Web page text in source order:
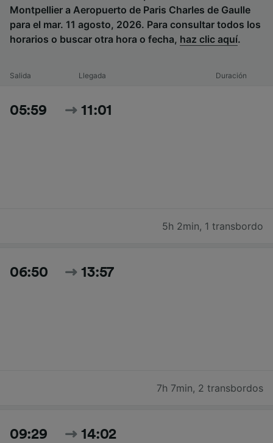
Montpellier a Aeropuerto de Paris Charles de Gaulle
para el mar. 11 agosto, 2026. Para consultar todos los
horarios o buscar otra hora o fecha, haz clic aquí.
Salida Llegada Duración
05:59 11:01
5h 2min, 1 transbordo
06:50 13:57
7h 7min, 2 transbordos
09:29 14:02